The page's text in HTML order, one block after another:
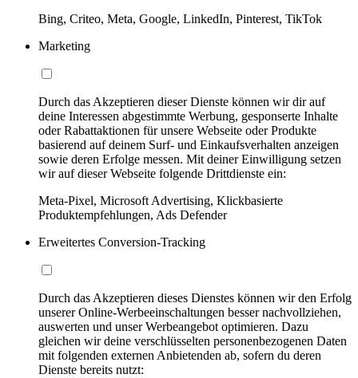
Bing, Criteo, Meta, Google, LinkedIn, Pinterest, TikTok
Marketing
Durch das Akzeptieren dieser Dienste können wir dir auf
deine Interessen abgestimmte Werbung, gesponserte Inhalte
oder Rabattaktionen für unsere Webseite oder Produkte
basierend auf deinem Surf- und Einkaufsverhalten anzeigen
sowie deren Erfolge messen. Mit deiner Einwilligung setzen
wir auf dieser Webseite folgende Drittdienste ein:
Meta-Pixel, Microsoft Advertising, Klickbasierte
Produktempfehlungen, Ads Defender
Erweitertes Conversion-Tracking
Durch das Akzeptieren dieses Dienstes können wir den Erfolg
unserer Online-Werbeeinschaltungen besser nachvollziehen,
auswerten und unser Werbeangebot optimieren. Dazu
gleichen wir deine verschlüsselten personenbezogenen Daten
mit folgenden externen Anbietenden ab, sofern du deren
Dienste bereits nutzt: